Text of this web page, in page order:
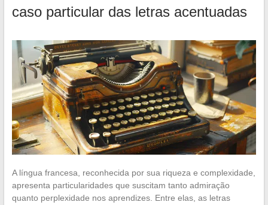
caso particular das letras acentuadas
A língua francesa, reconhecida por sua riqueza e complexidade,
apresenta particularidades que suscitam tanto admiração
quanto perplexidade nos aprendizes. Entre elas, as letras